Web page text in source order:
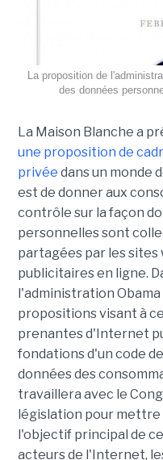
La proposition de
des données
La Maison Blanche a
une proposition de
privée dans un monde
est de donner aux
contrôle sur la façon
personnelles sont
partagées par les sites
publicitaires en ligne.
l'administration
propositions visant à
prenantes d'Internet
fondations d'un code
données des
travaillera avec le
législation pour mettre
l'objectif principal de
acteurs de l'Internet,